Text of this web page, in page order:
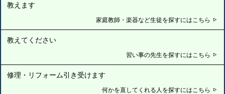
教えます
家庭教師・楽器など生徒を探すにはこちら
教えてください
習い事の先生を探すにはこちら
修理・リフォーム引き受けます
何かを直してくれる人を探すにはこちら